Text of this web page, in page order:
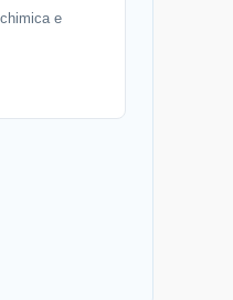
e